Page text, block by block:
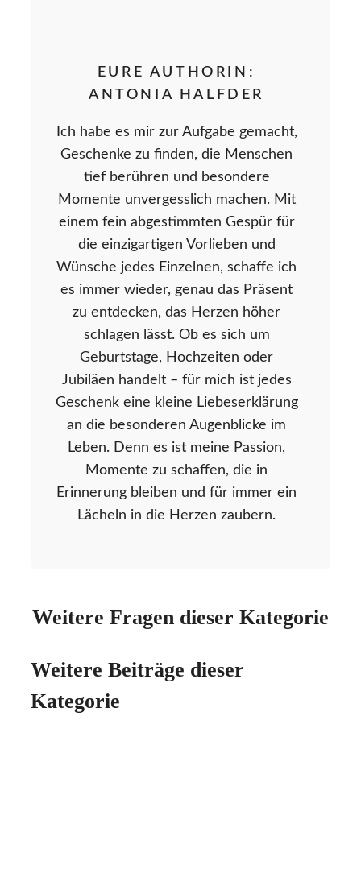
EURE AUTHORIN:
ANTONIA HALFDER
Ich habe es mir zur Aufgabe gemacht,
Geschenke zu finden, die Menschen
tief berühren und besondere
Momente unvergesslich machen. Mit
einem fein abgestimmten Gespür für
die einzigartigen Vorlieben und
Wünsche jedes Einzelnen, schaffe ich
es immer wieder, genau das Präsent
zu entdecken, das Herzen höher
schlagen lässt. Ob es sich um
Geburtstage, Hochzeiten oder
Jubiläen handelt – für mich ist jedes
Geschenk eine kleine Liebeserklärung
an die besonderen Augenblicke im
Leben. Denn es ist meine Passion,
Momente zu schaffen, die in
Erinnerung bleiben und für immer ein
Lächeln in die Herzen zaubern.
Weitere Fragen dieser Kategorie
Weitere Beiträge dieser
Kategorie